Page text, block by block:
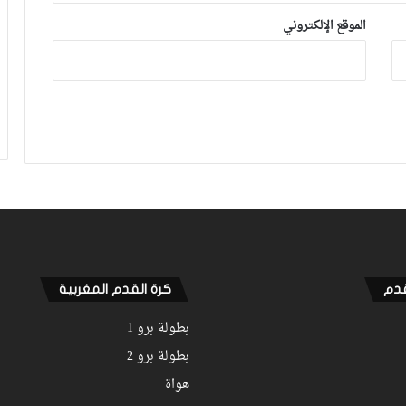
الموقع الإلكتروني
كرة القدم المغربية
بطولة برو 1
بطولة برو 2
هواة